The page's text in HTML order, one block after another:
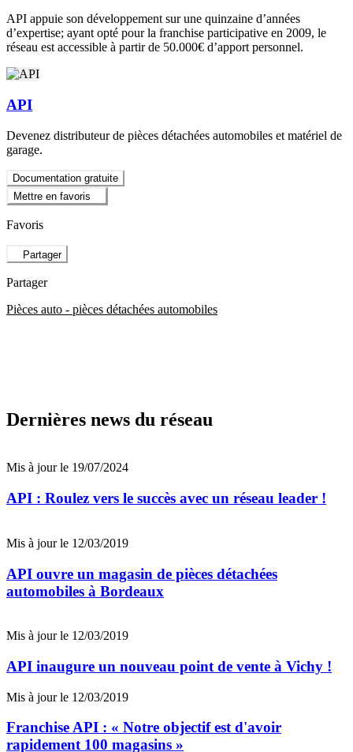
API appuie son développement sur une quinzaine d’années
d’expertise; ayant opté pour la franchise participative en 2009, le
réseau est accessible à partir de 50.000€ d’apport personnel.
API
Devenez distributeur de pièces détachées automobiles et matériel de
garage.
Documentation gratuite
Mettre en favoris
Favoris
Partager
Partager
Pièces auto - pièces détachées automobiles
Dernières news du réseau
Mis à jour le 19/07/2024
API : Roulez vers le succès avec un réseau leader !
Mis à jour le 12/03/2019
API ouvre un magasin de pièces détachées
automobiles à Bordeaux
Mis à jour le 12/03/2019
API inaugure un nouveau point de vente à Vichy !
Mis à jour le 12/03/2019
Franchise API : « Notre objectif est d'avoir
rapidement 100 magasins »